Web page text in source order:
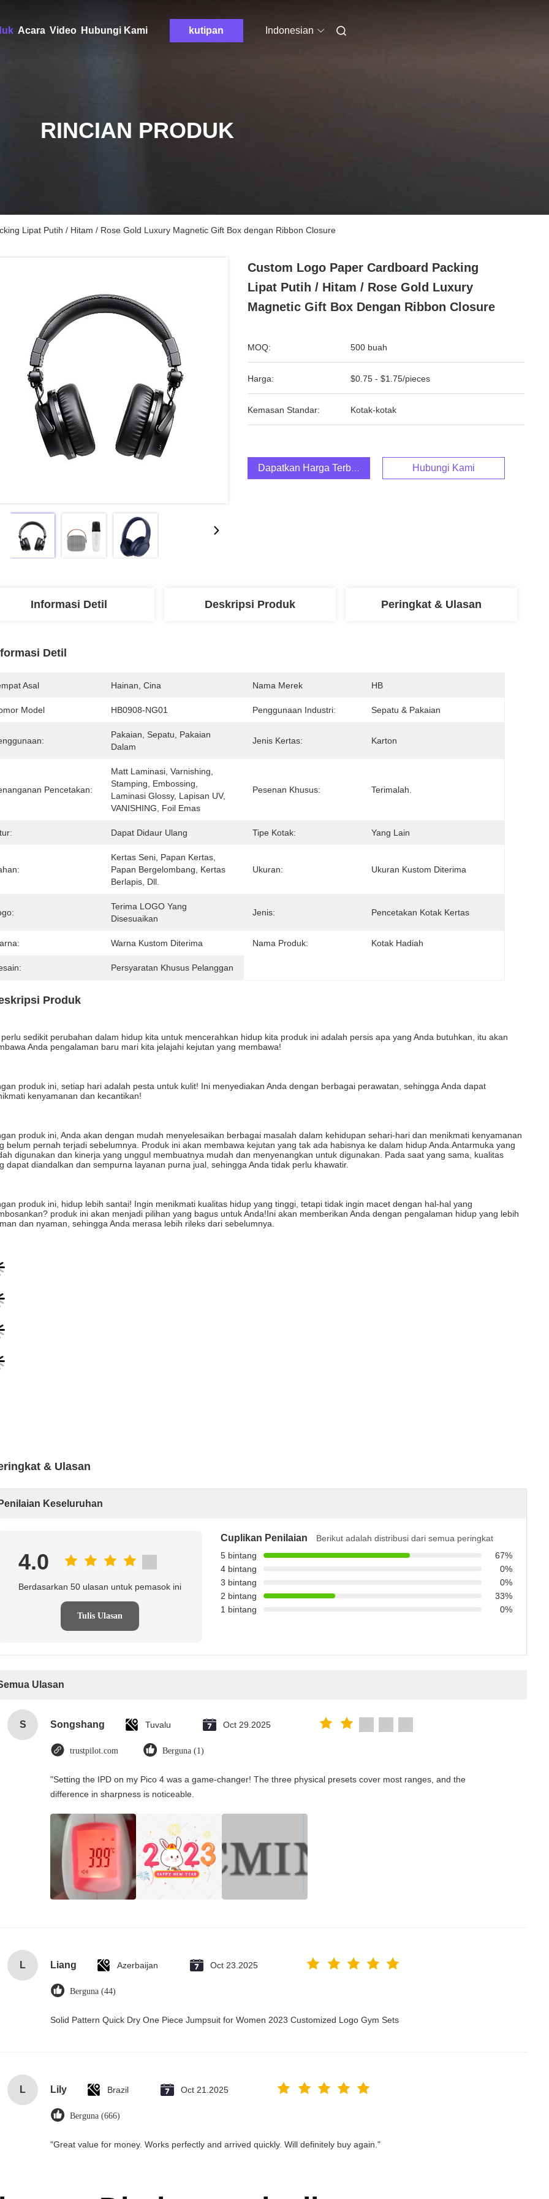
Acara Video Hubungi Kami kutipan Indonesian
RINCIAN PRODUK
Lipat Putih / Hitam / Rose Gold Luxury Magnetic Gift Box dengan Ribbon Closure
Custom Logo Paper Cardboard Packing
Lipat Putih / Hitam / Rose Gold Luxury
Magnetic Gift Box Dengan Ribbon Closure
MOQ: 500 buah
Harga: $0.75 - $1.75/pieces
Kemasan Standar: Kotak-kotak
Dapatkan Harga Terbaik Hubungi Kami
Informasi Detil Deskripsi Produk Peringkat & Ulasan
Detil
Asal Hainan, Cina Nama Merek HB
Model HB0908-NG01 Penggunaan Industri: Sepatu & Pakaian
Pakaian, Sepatu, Pakaian
Dalam
Jenis Kertas: Karton
Pencetakan:
Matt Laminasi, Varnishing,
Stamping, Embossing,
Laminasi Glossy, Lapisan UV,
VANISHING, Foil Emas
Pesenan Khusus: Terimalah.
Dapat Didaur Ulang Tipe Kotak: Yang Lain
Kertas Seni, Papan Kertas,
Papan Bergelombang, Kertas
Berlapis, Dll.
Ukuran: Ukuran Kustom Diterima
Terima LOGO Yang
Disesuaikan
Jenis: Pencetakan Kotak Kertas
Warna Kustom Diterima Nama Produk: Kotak Hadiah
Persyaratan Khusus Pelanggan
Produk
sedikit perubahan dalam hidup kita untuk mencerahkan hidup kita produk ini adalah persis apa yang Anda butuhkan, itu akan
Anda pengalaman baru mari kita jelajahi kejutan yang membawa!
produk ini, setiap hari adalah pesta untuk kulit! Ini menyediakan Anda dengan berbagai perawatan, sehingga Anda dapat
kenyamanan dan kecantikan!
produk ini, Anda akan dengan mudah menyelesaikan berbagai masalah dalam kehidupan sehari-hari dan menikmati kenyamanan
belum pernah terjadi sebelumnya. Produk ini akan membawa kejutan yang tak ada habisnya ke dalam hidup Anda.Antarmuka yang
digunakan dan kinerja yang unggul membuatnya mudah dan menyenangkan untuk digunakan. Pada saat yang sama, kualitas
dapat diandalkan dan sempurna layanan purna jual, sehingga Anda tidak perlu khawatir.
produk ini, hidup lebih santai! Ingin menikmati kualitas hidup yang tinggi, tetapi tidak ingin macet dengan hal-hal yang
produk ini akan menjadi pilihan yang bagus untuk Anda!Ini akan memberikan Anda dengan pengalaman hidup yang lebih
dan nyaman, sehingga Anda merasa lebih rileks dari sebelumnya.
& Ulasan
Keseluruhan
4.0
Berdasarkan 50 ulasan untuk pemasok ini
Tulis Ulasan
Cuplikan Penilaian
Berikut adalah distribusi dari semua peringkat
5 bintang
67%
4 bintang
0%
3 bintang
0%
2 bintang
33%
1 bintang
0%
Ulasan
S Songshang Tuvalu Oct 29.2025
trustpilot.com Berguna (1)
"Setting the IPD on my Pico 4 was a game-changer! The three physical presets cover most ranges, and the
difference in sharpness is noticeable.
L Liang Azerbaijan Oct 23.2025
Berguna (44)
Solid Pattern Quick Dry One Piece Jumpsuit for Women 2023 Customized Logo Gym Sets
L Lily Brazil Oct 21.2025
Berguna (666)
"Great value for money. Works perfectly and arrived quickly. Will definitely buy again."